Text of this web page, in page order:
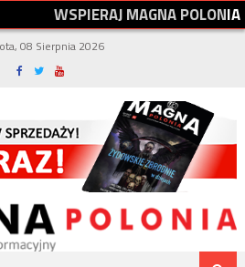
WSPIERAJMAGNAPOLONIA
08 Sierpnia 2026